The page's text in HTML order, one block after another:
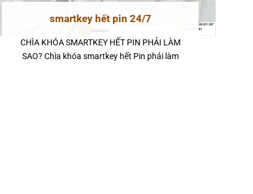
smartkey hết pin 24/7
CHÌA KHÓA SMARTKEY HẾT PIN PHẢI LÀM
SAO? Chìa khóa smartkey hết Pin phải làm